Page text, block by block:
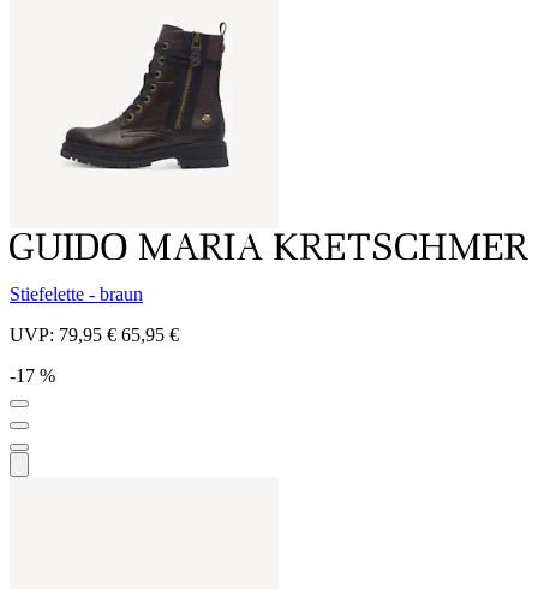
Stiefelette - braun
UVP: 79,95 € 65,95 €
-17 %